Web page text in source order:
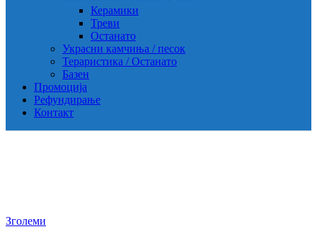
Керамики
Треви
Останато
Украсни камчиња / песок
Тераристика / Останато
Базен
Промоција
Рефундирање
Контакт
Зголеми